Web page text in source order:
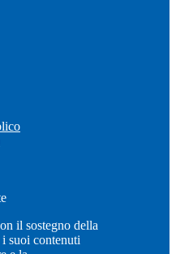
il sostegno della
suoi contenuti